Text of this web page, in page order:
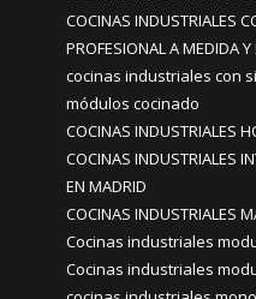
COCINAS INDUSTRIALES
PROFESIONAL A MEDIDA
cocinas industriales con
módulos cocinado
COCINAS INDUSTRIALES
COCINAS INDUSTRIALES
EN MADRID
COCINAS INDUSTRIALES
Cocinas industriales
Cocinas industriales